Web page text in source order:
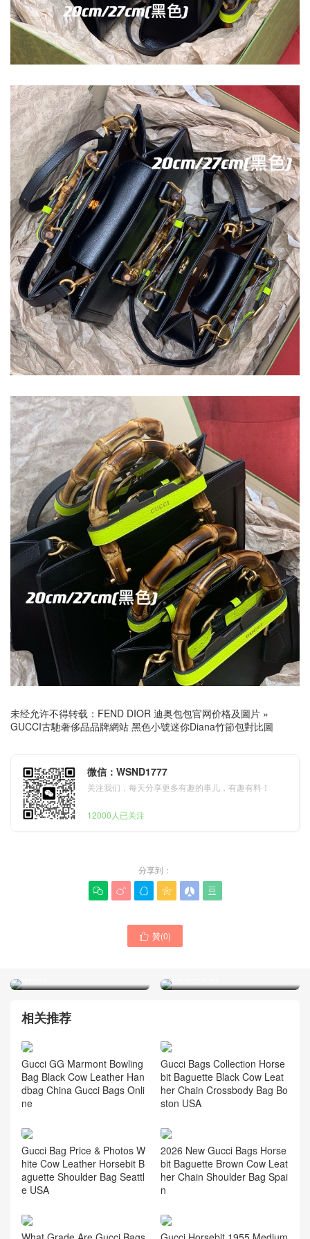
未经允许不得转载： FEND DIOR 迪奥包包官网价格及圖片 »
GUCCI古馳奢侈品品牌網站 黑色小號迷你Diana竹節包對比圖
微信：WSND1777
关注我们，每天分享更多有趣的事儿，有趣有料！
12000人已关注
分享到：
     
 贊(0)
GUCCI古馳品牌女士手袋官
GUCCI古馳女士包包 粉色
相关推荐
Gucci GG Marmont Bowling
Bag Black Cow Leather Han
dbag China Gucci Bags Onli
ne
Gucci Bags Collection Horse
bit Baguette Black Cow Leat
her Chain Crossbody Bag Bo
ston USA
Gucci Bag Price & Photos W
hite Cow Leather Horsebit B
aguette Shoulder Bag Seattl
e USA
2026 New Gucci Bags Horse
bit Baguette Brown Cow Leat
her Chain Shoulder Bag Spai
n